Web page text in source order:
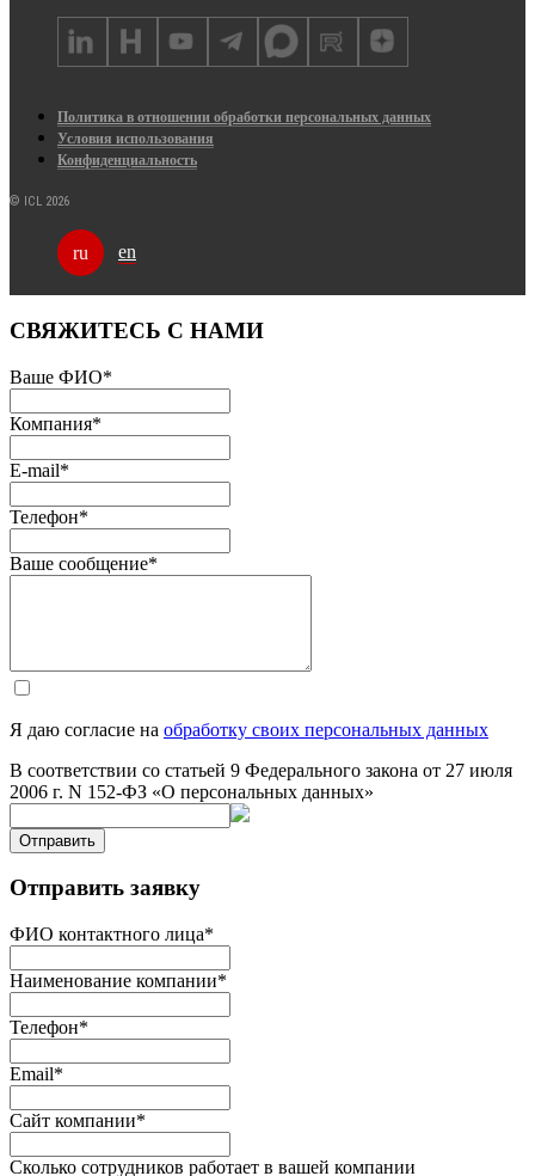
Политика в отношении обработки персональных данных
Условия использования
Конфиденциальность
© ICL 2026
ru en
СВЯЖИТЕСЬ С НАМИ
Ваше ФИО*
Компания*
E-mail*
Телефон*
Ваше сообщение*
Я даю согласие на обработку своих персональных данных
В соответствии со статьей 9 Федерального закона от 27 июля
2006 г. N 152-ФЗ «О персональных данных»
Отправить
Отправить заявку
ФИО контактного лица*
Наименование компании*
Телефон*
Email*
Сайт компании*
Сколько сотрудников работает в вашей компании